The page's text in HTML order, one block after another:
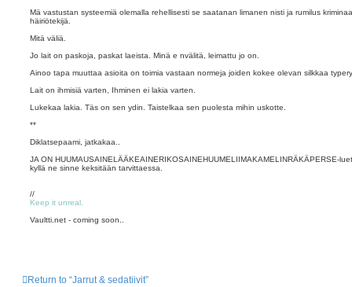
Mä vastustan systeemiä olemalla rehellisesti se saatanan limanen nisti ja rumilus
häiriötekijä.
Mitä väliä.
Jo lait on paskoja, paskat laeista. Minä e nvälitä, leimattu jo on.
Ainoo tapa muuttaa asioita on toimia vastaan normeja joiden kokee olevan silkkaa
Lait on ihmisiä varten, Ihminen ei lakia varten.
Lukekaa lakia. Täs on sen ydin. Taistelkaa sen puolesta mihin uskotte.
**
Diklatsepaami, jatkakaa..
JA ON HUUMAUSAINELÄÄKEAINERIKOSAINEHUUMELIIMAKAMELINRÄKÄPERSE-
kyllä ne sinne keksitään tarvittaessa.
//
Keep it unreal.
Vaultti.net - coming soon..
Return to “Jarrut & sedatiivit”